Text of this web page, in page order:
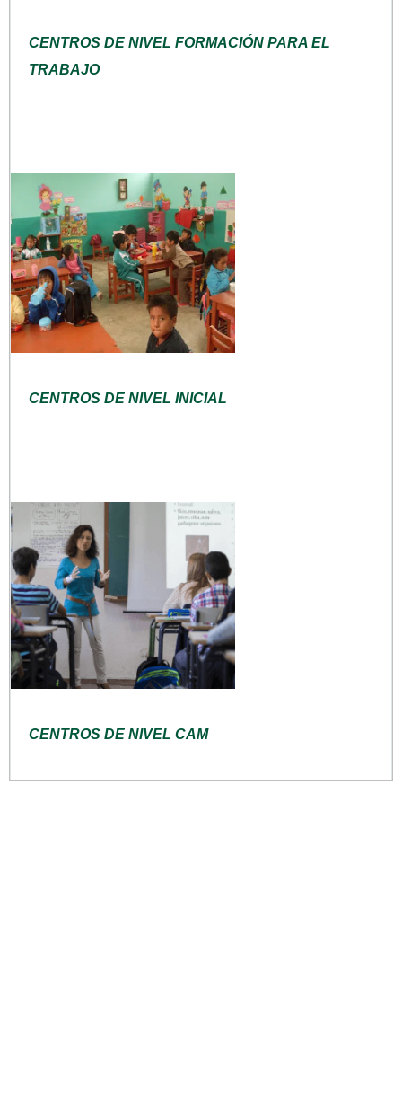
CENTROS DE NIVEL FORMACIÓN PARA EL
TRABAJO
CENTROS DE NIVEL INICIAL
CENTROS DE NIVEL CAM